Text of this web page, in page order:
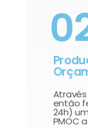
então
24h)
PMOC